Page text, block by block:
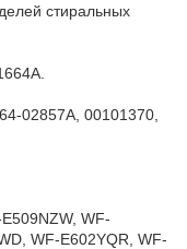
стиральных
02857A, 00101370,
WF-
WF-E602YQR, WF-